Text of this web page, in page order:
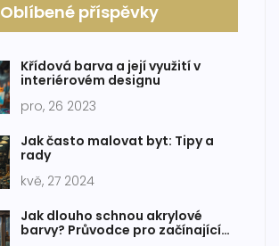
Oblíbené příspěvky
Křídová barva a její využití v
interiérovém designu
pro, 26 2023
Jak často malovat byt: Tipy a
rady
kvě, 27 2024
Jak dlouho schnou akrylové
barvy? Průvodce pro začínající